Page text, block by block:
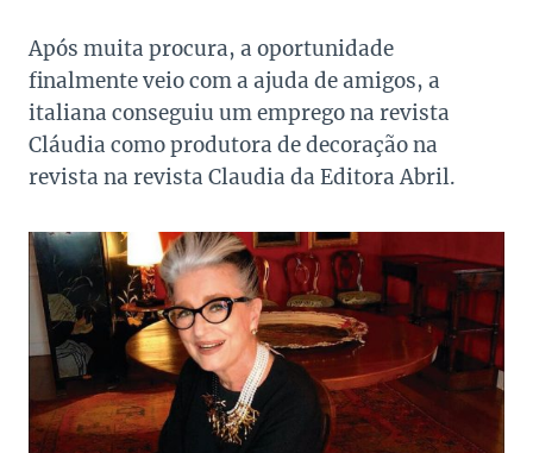
Após muita procura, a oportunidade
finalmente veio com a ajuda de amigos, a
italiana conseguiu um emprego na revista
Cláudia como produtora de decoração na
revista na revista Claudia da Editora Abril.